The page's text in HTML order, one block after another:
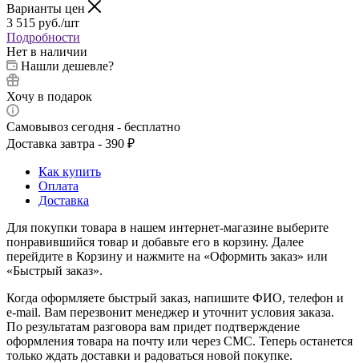
Варианты цен
3 515 руб./шт
Подробности
Нет в наличии
Нашли дешевле?
Хочу в подарок
Самовывоз сегодня - бесплатно
Доставка завтра - 390 ₽
Как купить
Оплата
Доставка
Для покупки товара в нашем интернет-магазине выберите
понравившийся товар и добавьте его в корзину. Далее
перейдите в Корзину и нажмите на «Оформить заказ» или
«Быстрый заказ».
Когда оформляете быстрый заказ, напишите ФИО, телефон и
e-mail. Вам перезвонит менеджер и уточнит условия заказа.
По результатам разговора вам придет подтверждение
оформления товара на почту или через СМС. Теперь останется
только ждать доставки и радоваться новой покупке.